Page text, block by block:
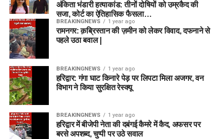
अंकिता भंडारी हत्याकांड: तीनों दोषियों को उम्रकैद की
सजा, कोर्ट का ऐतिहासिक फैसला…
BREAKINGNEWS 1 year ago
रामनगर: क़ब्रिस्तान की ज़मीन को लेकर विवाद, दफनाने से
पहले उठा बवाल |
BREAKINGNEWS 1 year ago
हरिद्वार: गंगा घाट किनारे पेड़ पर लिपटा मिला अजगर, वन
विभाग ने किया सुरक्षित रेस्क्यू
BREAKINGNEWS 1 year ago
हरिद्वार में बीजेपी नेता की दबंगई कैमरे में कैद, अफसर पर
बरसे अपशब्द, चुप्पी पर उठे सवाल